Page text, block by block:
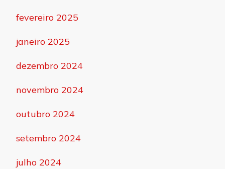
fevereiro 2025
janeiro 2025
dezembro 2024
novembro 2024
outubro 2024
setembro 2024
julho 2024